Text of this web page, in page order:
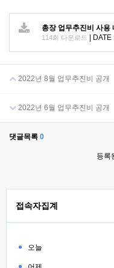
총장 업무추진비 사용
114회 다운로드
2022년 8월 업무추진비 공개
2022년 6월 업무추진비 공개
댓글목록 0
등록
접속자집계
오늘